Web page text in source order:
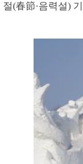
절(春節·음력설)